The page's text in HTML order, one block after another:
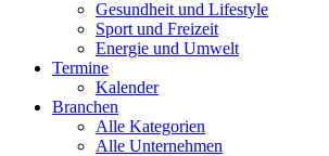
Gesundheit und Lifestyle
Sport und Freizeit
Energie und Umwelt
Termine
Kalender
Branchen
Alle Kategorien
Alle Unternehmen